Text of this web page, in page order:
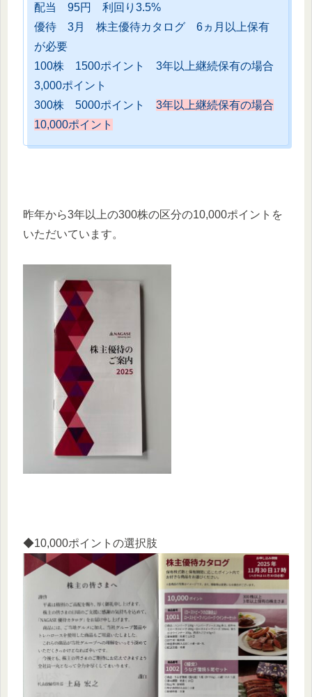
配当 95円 利回り3.5%
優待 3月 株主優待カタログ 6ヵ月以上保有
が必要
100株 1500ポイント 3年以上継続保有の場合
3,000ポイント
300株 5000ポイント 3年以上継続保有の場合
10,000ポイント
昨年から3年以上の300株の区分の10,000ポイントを
いただいています。
◆10,000ポイントの選択肢